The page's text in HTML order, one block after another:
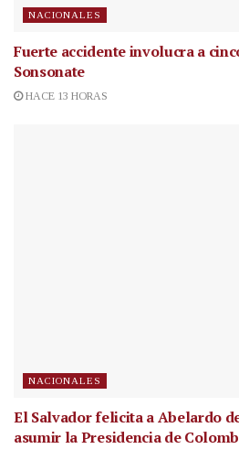
NACIONALES
Fuerte accidente involucra a
Sonsonate
HACE 13 HORAS
NACIONALES
El Salvador felicita a Abelardo
asumir la Presidencia de